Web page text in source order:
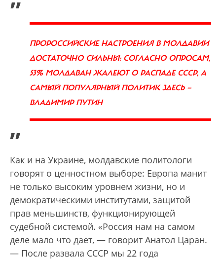
ПРОРОССИЙСКИЕ НАСТРОЕНИЯ В МОЛДАВИИ
ДОСТАТОЧНО СИЛЬНЫ: СОГЛАСНО ОПРОСАМ,
53% МОЛДАВАН ЖАЛЕЮТ О РАСПАДЕ СССР, А
САМЫЙ ПОПУЛЯРНЫЙ ПОЛИТИК ЗДЕСЬ —
ВЛАДИМИР ПУТИН
”
Как и на Украине, молдавские политологи
говорят о ценностном выборе: Европа манит
не только высоким уровнем жизни, но и
демократическими институтами, защитой
прав меньшинств, функционирующей
судебной системой. «Россия нам на самом
деле мало что дает, — говорит Анатол Царан.
— После развала СССР мы 22 года